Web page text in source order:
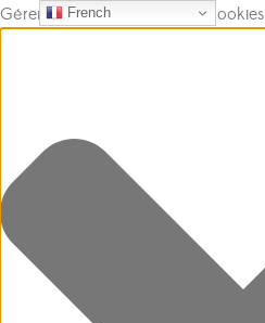
Gérer le consentement aux cookies
French